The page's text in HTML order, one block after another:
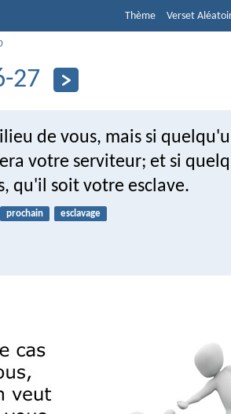
Thème Verset
27
de vous, mais si
votre serviteur; et si
qu'il soit votre esclave.
prochain esclavage